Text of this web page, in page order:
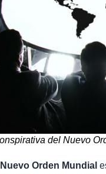
del Nuevo
Nuevo Orden Mundial